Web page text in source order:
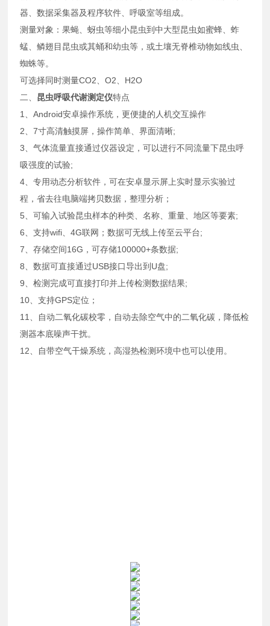
器、数据采集器及程序软件、呼吸室等组成。
测量对象：果蝇、蚜虫等细小昆虫到中大型昆虫如蜜蜂、蚱
蜢、鳞翅目昆虫或其蛹和幼虫等，或土壤无脊椎动物如线虫、
蜘蛛等。
可选择同时测量CO2、O2、H2O
二、 昆虫呼吸代谢测定仪特点
1、Android安卓操作系统，更便捷的人机交互操作
2、7寸高清触摸屏，操作简单、界面清晰;
3、气体流量直接通过仪器设定，可以进行不同流量下昆虫呼
吸强度的试验;
4、专用动态分析软件，可在安卓显示屏上实时显示实验过
程，省去往电脑端拷贝数据，整理分析；
5、可输入试验昆虫样本的种类、名称、重量、地区等要素;
6、支持wifi、4G联网；数据可无线上传至云平台;
7、存储空间16G，可存储100000+条数据;
8、数据可直接通过USB接口导出到U盘;
9、检测完成可直接打印并上传检测数据结果;
10、支持GPS定位；
11、自动二氧化碳校零，自动去除空气中的二氧化碳，降低检
测器本底噪声干扰。
12、自带空气干燥系统，高湿热检测环境中也可以使用。